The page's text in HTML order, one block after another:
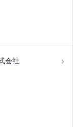
会社 ›